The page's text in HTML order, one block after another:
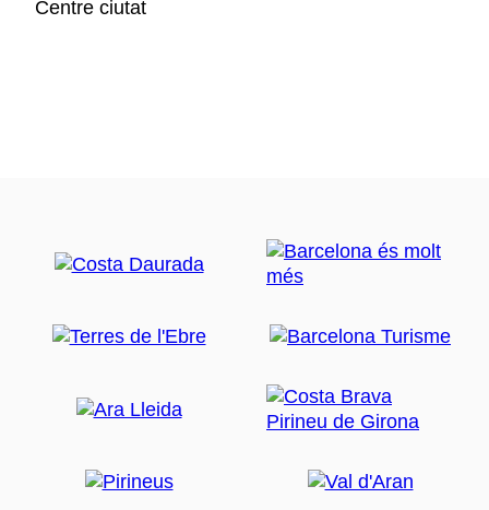
Centre ciutat